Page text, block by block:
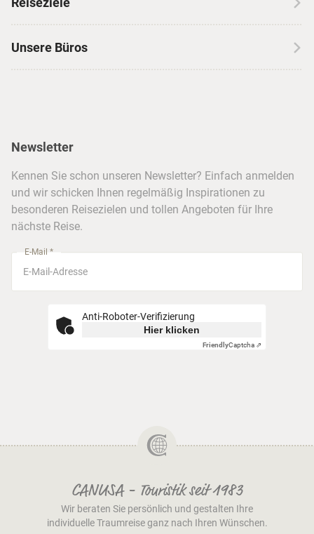
Insidertipps
FAQ
Barrierefreiheitserklärung
Skireisen
Hotels & Unterkünfte
Kreuzfahrten
Busreisen
Unsere Büros
Frankfurt
Stuttgart
Newsletter
Kennen Sie schon unseren Newsletter? Einfach anmelden
und wir schicken Ihnen regelmäßig Inspirationen zu
besonderen Reisezielen und tollen Angeboten für Ihre
nächste Reise.
E-Mail *
Anti-Roboter-Verifizierung
Hier klicken
FriendlyCaptcha ⇗
CANUSA - Touristik seit 1983
Wir beraten Sie persönlich und gestalten Ihre
individuelle Traumreise ganz nach Ihren Wünschen.